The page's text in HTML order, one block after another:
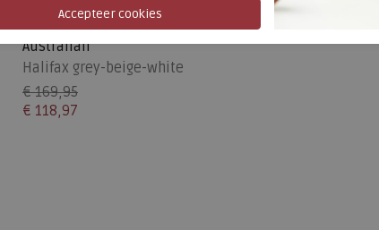
Australian
Halifax grey-beige-white
€ 169,95
€ 118,97